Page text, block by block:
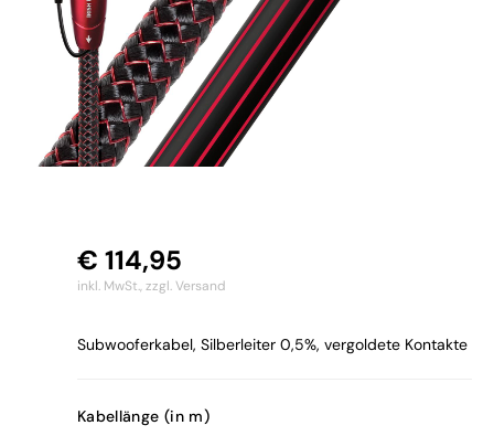
€ 114,95
inkl. MwSt.,zzgl. Versand
Subwooferkabel, Silberleiter 0,5%, vergoldete Kontakte
Kabellänge (in m)